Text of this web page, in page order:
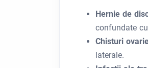
Hernie de
confundate
Chisturi
laterale.